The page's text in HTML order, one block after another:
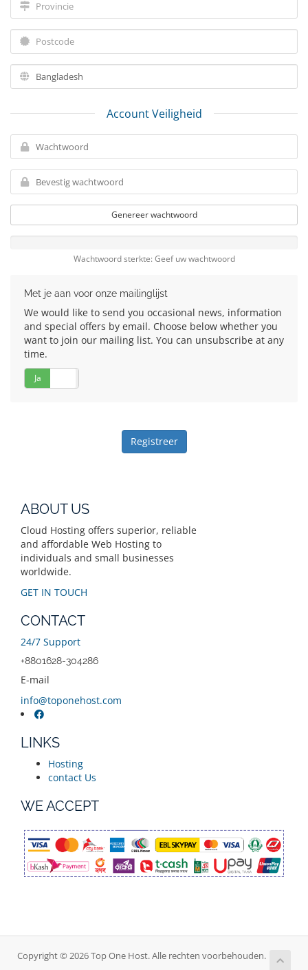
Account Veiligheid
Genereer wachtwoord
Wachtwoord sterkte: Geef uw wachtwoord
Met je aan voor onze mailinglijst
We would like to send you occasional news, information
and special offers by email. Choose below whether you
want to join our mailing list. You can unsubscribe at any
time.
Ja
ABOUT US
Cloud Hosting offers superior, reliable
and affordable Web Hosting to
individuals and small businesses
worldwide.
GET IN TOUCH
CONTACT
24/7 Support
+8801628-304286
E-mail
info@toponehost.com
LINKS
Hosting
contact Us
WE ACCEPT
Copyright © 2026 Top One Host. Alle rechten voorbehouden.